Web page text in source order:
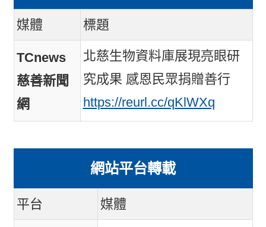
媒體 標題
TCnews
慈善新聞
網
北慈生物資料庫展現亮眼研
究成果 感恩民眾捐贈善行
https://reurl.cc/qKlWXq
網站平台轉載
平台 媒體